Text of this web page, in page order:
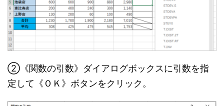
②《関数の引数》ダイアログボックスに引数を指
定して《ＯＫ》ボタンをクリック。